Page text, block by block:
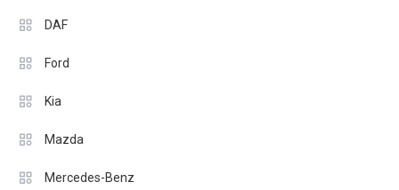
DAF
Ford
Kia
Mazda
Mercedes-Benz